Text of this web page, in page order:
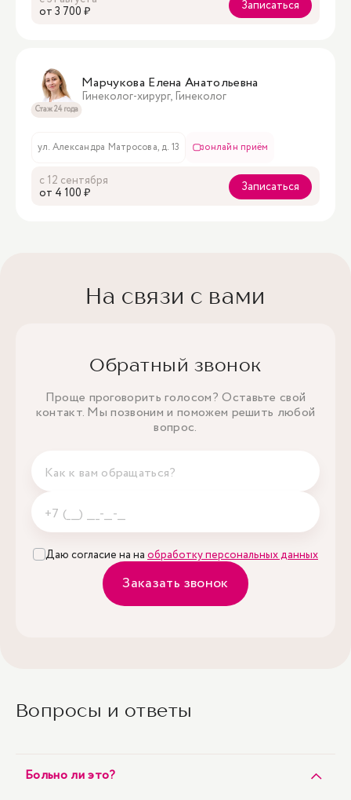
oт 3 700 ₽
Записаться
Стаж 24 года
Марчукова Елена Анатольевна
Гинеколог-хирург, Гинеколог
ул. Александра Матросова, д. 13 онлайн приём
с 12 сентября
oт 4 100 ₽
Записаться
На связи с вами
Обратный звонок
Проще проговорить голосом? Оставьте свой
контакт. Мы позвоним и поможем решить любой
вопрос.
Даю согласие на на обработку персональных данных
Заказать звонок
Вопросы и ответы
Больно ли это?